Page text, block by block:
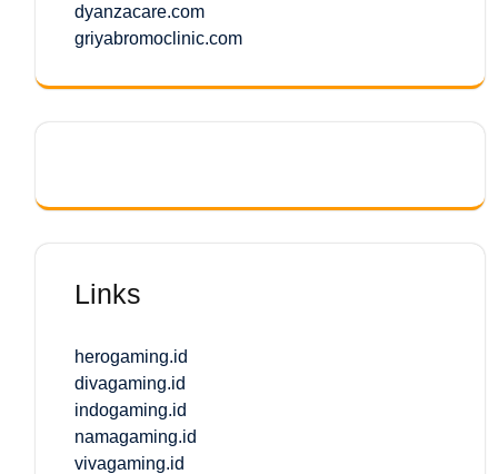
dyanzacare.com
griyabromoclinic.com
Links
herogaming.id
divagaming.id
indogaming.id
namagaming.id
vivagaming.id